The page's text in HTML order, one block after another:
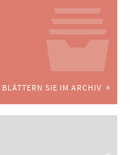
BLÄTTERN SIE IM ARCHIV